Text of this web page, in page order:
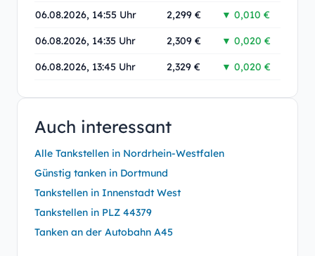
06.08.2026, 14:55 Uhr 2,299 € ▼ 0,010 €
06.08.2026, 14:35 Uhr 2,309 € ▼ 0,020 €
06.08.2026, 13:45 Uhr 2,329 € ▼ 0,020 €
Auch interessant
Alle Tankstellen in Nordrhein-Westfalen
Günstig tanken in Dortmund
Tankstellen in Innenstadt West
Tankstellen in PLZ 44379
Tanken an der Autobahn A45